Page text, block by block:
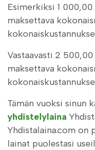
Esimerkiksi 1
maksettava
Vastaavasti 2
maksettava
Tämän vuoksi sinun
yhdistelylaina
Yhdistalaina.com on
lainat puolestasi